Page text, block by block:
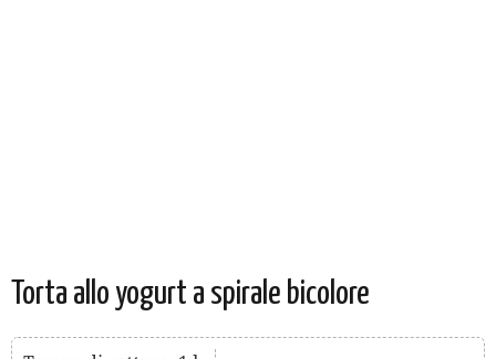
Torta allo yogurt a spirale bicolore